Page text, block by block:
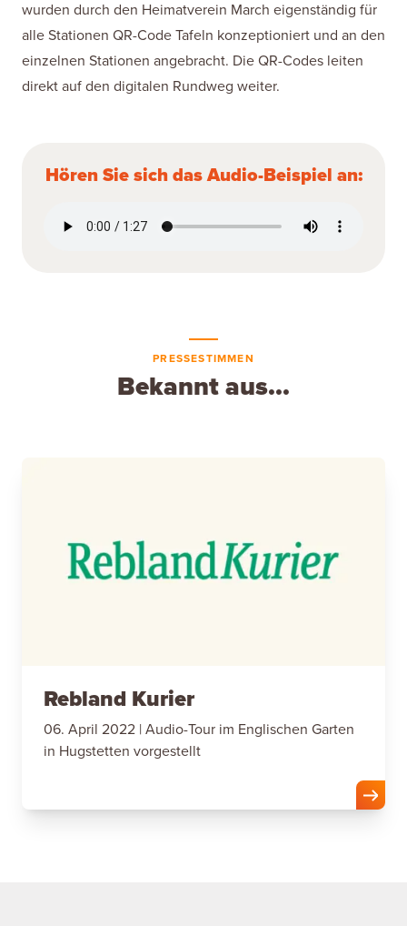
wurden durch den Heimatverein March eigenständig für
alle Stationen QR-Code Tafeln konzeptioniert und an den
einzelnen Stationen angebracht. Die QR-Codes leiten
direkt auf den digitalen Rundweg weiter.
Hören Sie sich das Audio-Beispiel an:
PRESSESTIMMEN
Bekannt aus...
Rebland Kurier
06. April 2022 | Audio-Tour im Englischen Garten
in Hugstetten vorgestellt